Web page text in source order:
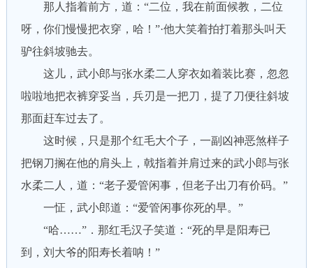
那人指着前方，道：“二位，我在前面候教，二位
呀，你们慢慢把衣穿，哈！”·他大笑着拍打着那头叫天
驴往斜坡驰去。
这儿，武小郎与张水柔二人穿衣如着装比赛，忽忽
啦啦地把衣裤穿妥当，兵刃是一把刀，提了刀便往斜坡
那面赶车过去了。
这时候，只是那个红毛大个子，一副凶神恶煞样子
把钢刀搁在他的肩头上，戟指着并肩过来的武小郎与张
水柔二人，道：“老子爱管闲事，但老子出刀有价码。”
一怔，武小郎道：“爱管闲事你死的早。”
“哈……”．那红毛汉子笑道：“死的早是阳寿已
到，刘大爷的阳寿长着呐！”